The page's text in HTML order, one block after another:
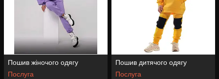
Пошив жіночого одягу
Послуга
Пошив дитячого одягу
Послуга